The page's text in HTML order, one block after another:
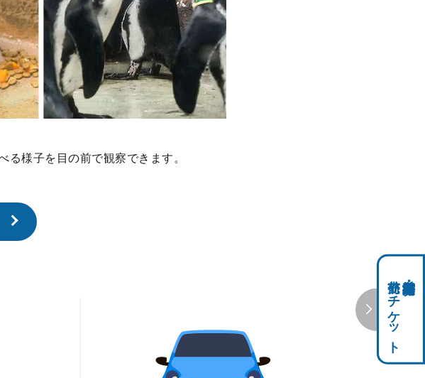
る様子を目の前で観察できます。
前売りチケット